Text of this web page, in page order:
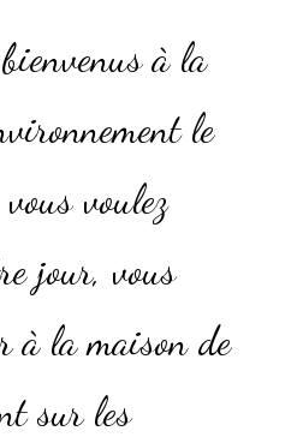
à la
le
voulez
jour, vous
à la maison de
sur les